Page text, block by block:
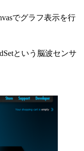
でグラフ表示を行
という脳波センサ